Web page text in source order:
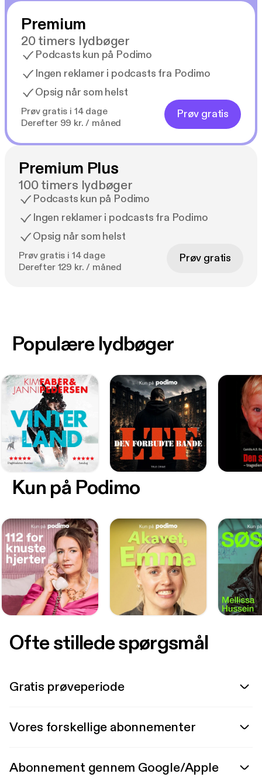
Premium
20 timers lydbøger
Podcasts kun på Podimo
Ingen reklamer i podcasts fra Podimo
Opsig når som helst
Prøv gratis i 14 dage
Derefter 99 kr. / måned
Prøv gratis
Premium Plus
100 timers lydbøger
Podcasts kun på Podimo
Ingen reklamer i podcasts fra Podimo
Opsig når som helst
Prøv gratis i 14 dage
Derefter 129 kr. / måned
Prøv gratis
Kun på Podimo
Populære lydbøger
Ofte stillede spørgsmål
Gratis prøveperiode
Vores forskellige abonnementer
Abonnement gennem Google/Apple